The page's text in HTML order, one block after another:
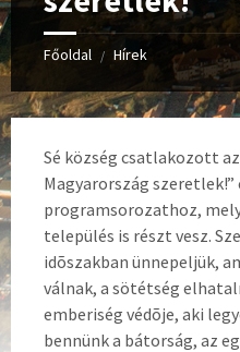
Főoldal / Hírek
Sé község csatlakozott
Magyarország szeretlek!”
programsorozathoz,
település is részt vesz.
idõszakban ünnepeljük,
válnak, a sötétség
emberiség védõje, aki
bennünk a bátorság, az